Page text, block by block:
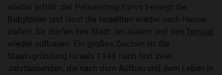
wieder erfüllt: der Perserкönig Kyros besiegt die
Babylonier und lässt die Israeliten wieder nach Hause
ziehen. Sie dürfen ihre Stadt Jerusalem und den Tempel
wieder aufbauen. Ein großes Zeichen ist die
Staatsgründung Israels 1948 nach fast zwei
Jahrtausenden, die nach dem Aufbau und dem Leben in